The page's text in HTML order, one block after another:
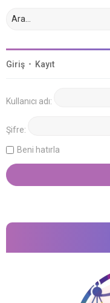
Giriş • Kayıt
Kullanıcı adı:
Şifre:
Beni hatırla